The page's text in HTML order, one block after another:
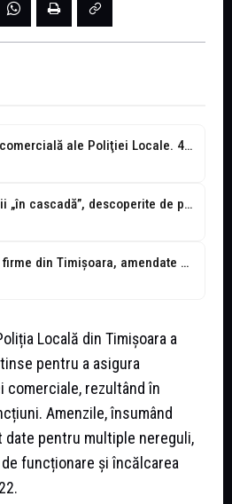
Acțiuni pe linie comercială ale Poliţiei Locale. 483 de sancțiuni în valoare...
Încălcări ale legii „în cascadă”, descoperite de polițiștii locali la mai multe...
Aproape 500 de firme din Timișoara, amendate de polițiștii locali
Locală din Timișoara a
pentru a asigura
comerciale, rezultând în
Amenzile, însumând
date pentru multiple nereguli,
funcționare și încălcarea